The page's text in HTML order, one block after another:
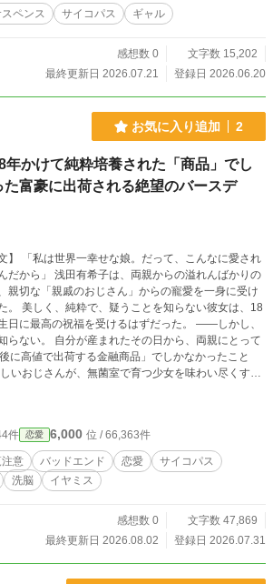
ペンス サイコパス ギャル
感想数 0
文字数 15,202
最終更新日 2026.07.21
登録日 2026.06.20
お気に入り追加 2
年かけて純粋培養された「商品」でし
富豪に出荷される絶望のバースデ
文】 「私は世界一幸せな娘。だって、こんなに愛され
だから」 浅田有希子は、両親からの溢れんばかりの
親切な「親戚のおじさん」からの寵愛を一身に受け
。 美しく、純粋で、疑うことを知らない彼女は、18
日に最高の祝福を受けるはずだった。 ――しかし、
らない。 自分が産まれたその日から、両親にとって
後に高値で出荷する金融商品」でしかなかったこと
いおじさんが、無菌室で育つ少女を味わい尽くすた
莫大な金を積んだ「異常な捕食者」であることを。
た悲しみすらも、すべては大人たちが仕組んだ「極
イス」に過ぎないのだ。 読者だけが知っている、18
た絶望のカウントダウン。 箱庭の幸福を信じて疑わ
が、残酷な真実に気づくその瞬間まで……あなたは
から目を逸らすことができるか？ ※本作はハッピー
画・設定・世界観・登場人物・ストーリーは作者が考
件 恋愛 6,000 位 / 66,363件
注意 バッドエンド 恋愛
サイコパス
洗脳 イヤミス
感想数 0
文字数 47,869
最終更新日 2026.08.02
登録日 2026.07.31